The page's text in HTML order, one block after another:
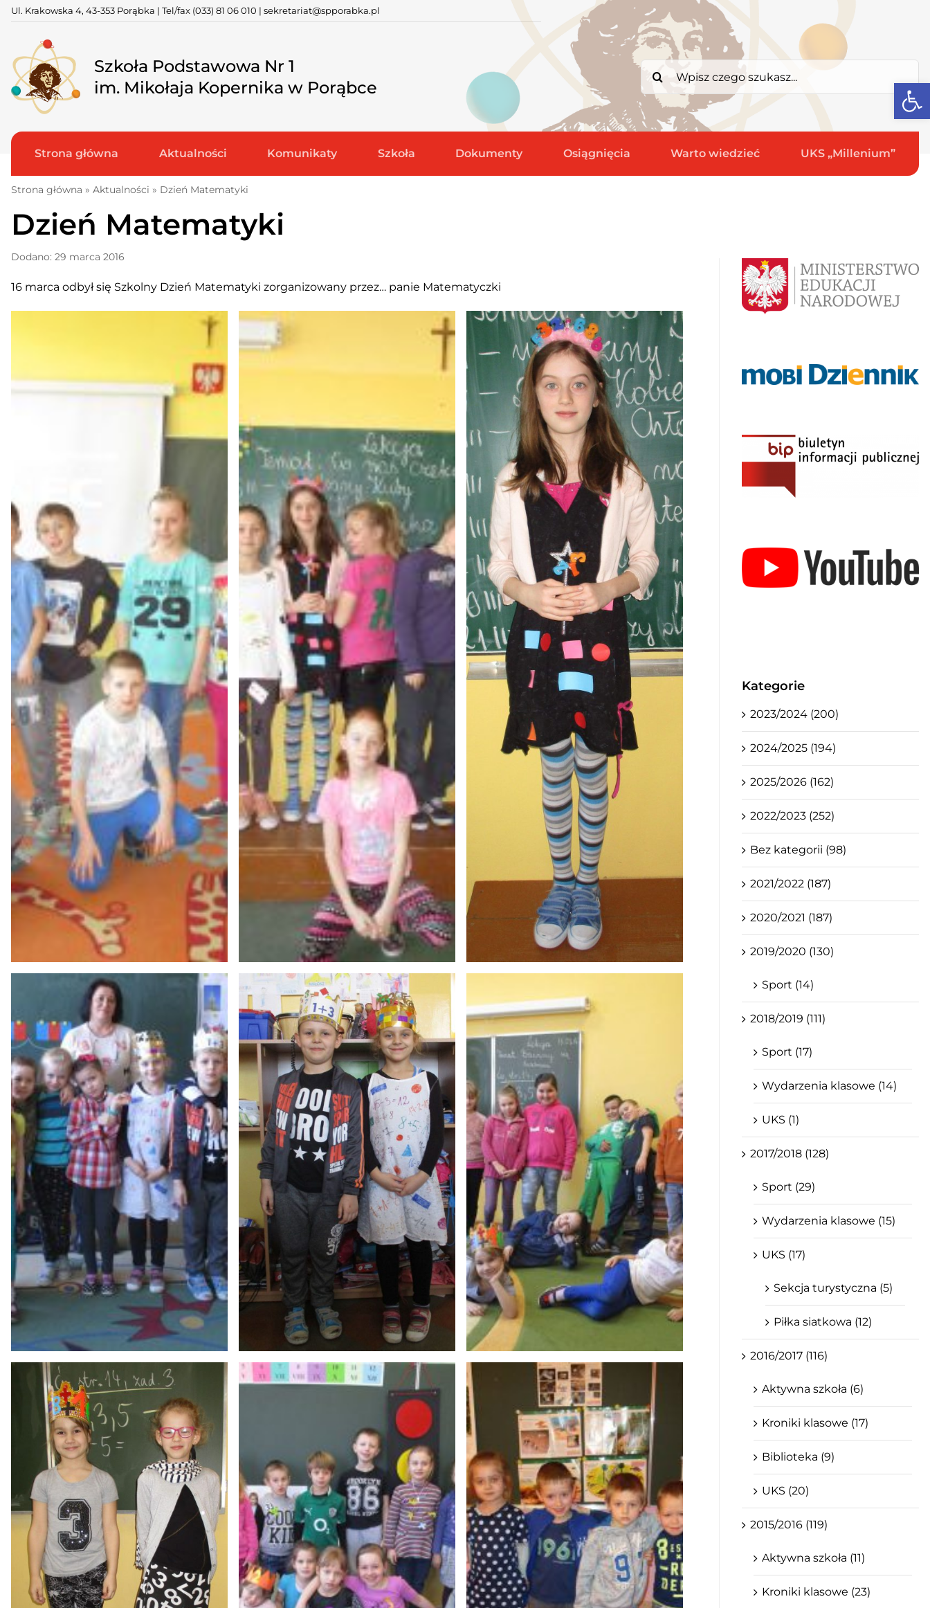
Skip
content
Ul. Krakowska 4, 43-353 Porąbka | Tel/fax (033) 81 06 010 | sekretariat@spporabka.pl
Szkoła Podstawowa Nr 1
im. Mikołaja Kopernika w Porąbce
Search
Strona główna Aktualności Komunikaty Szkoła Dokumenty Osiągnięcia Warto wiedzieć UKS „Millenium”
Strona główna » Aktualności » Dzień Matematyki
Dzień Matematyki
Dodano: 29 marca 2016
16 marca odbył się Szkolny Dzień Matematyki zorganizowany przez… panie Matematyczki
Kategorie
2023/2024 (200)
2024/2025 (194)
2025/2026 (162)
2022/2023 (252)
Bez kategorii (98)
2021/2022 (187)
2020/2021 (187)
2019/2020 (130)
Sport (14)
2018/2019 (111)
Sport (17)
Wydarzenia klasowe (14)
UKS (1)
2017/2018 (128)
Sport (29)
Wydarzenia klasowe (15)
UKS (17)
Sekcja turystyczna (5)
Piłka siatkowa (12)
2016/2017 (116)
Aktywna szkoła (6)
Kroniki klasowe (17)
Biblioteka (9)
UKS (20)
2015/2016 (119)
Aktywna szkoła (11)
Kroniki klasowe (23)